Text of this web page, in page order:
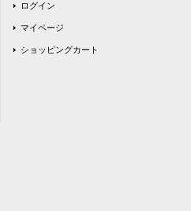
ログイン
マイページ
ショッピングカート